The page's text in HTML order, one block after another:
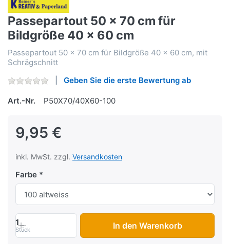
Passepartout 50 x 70 cm für
Bildgröße 40 x 60 cm
Passepartout 50 x 70 cm für Bildgröße 40 x 60 cm, mit
Schrägschnitt
Geben Sie die erste Bewertung ab
Art.-Nr. P50X70/40X60-100
9,95 €
inkl. MwSt. zzgl. Versandkosten
Farbe
1
Stück In den Warenkorb